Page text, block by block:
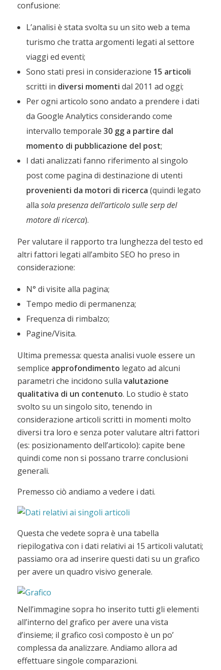
confusione:
L’analisi è stata svolta su un sito web a tema
turismo che tratta argomenti legati al settore
viaggi ed eventi;
Sono stati presi in considerazione 15 articoli
scritti in diversi momenti dal 2011 ad oggi;
Per ogni articolo sono andato a prendere i dati
da Google Analytics considerando come
intervallo temporale 30 gg a partire dal
momento di pubblicazione del post;
I dati analizzati fanno riferimento al singolo
post come pagina di destinazione di utenti
provenienti da motori di ricerca (quindi legato
alla sola presenza dell’articolo sulle serp del
motore di ricerca).
Per valutare il rapporto tra lunghezza del testo ed
altri fattori legati all’ambito SEO ho preso in
considerazione:
N° di visite alla pagina;
Tempo medio di permanenza;
Frequenza di rimbalzo;
Pagine/Visita.
Ultima premessa: questa analisi vuole essere un
semplice approfondimento legato ad alcuni
parametri che incidono sulla valutazione
qualitativa di un contenuto. Lo studio è stato
svolto su un singolo sito, tenendo in
considerazione articoli scritti in momenti molto
diversi tra loro e senza poter valutare altri fattori
(es: posizionamento dell’articolo): capite bene
quindi come non si possano trarre conclusioni
generali.
Premesso ciò andiamo a vedere i dati.
Questa che vedete sopra è una tabella
riepilogativa con i dati relativi ai 15 articoli valutati;
passiamo ora ad inserire questi dati su un grafico
per avere un quadro visivo generale.
Nell’immagine sopra ho inserito tutti gli elementi
all’interno del grafico per avere una vista
d’insieme; il grafico così composto è un po’
complessa da analizzare. Andiamo allora ad
effettuare singole comparazioni.